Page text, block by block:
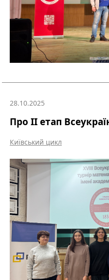
28.10.2025
Про ІІ етап
Київський цикл